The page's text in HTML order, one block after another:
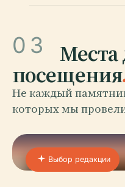
03 Места
посещения
Не каждый
которых мы
Выбор редакции